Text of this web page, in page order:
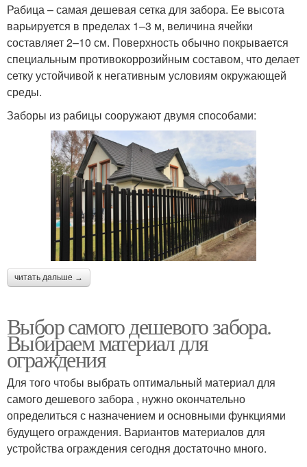
Рабица – самая дешевая сетка для забора. Ее высота
варьируется в пределах 1–3 м, величина ячейки
составляет 2–10 см. Поверхность обычно покрывается
специальным противокоррозийным составом, что делает
сетку устойчивой к негативным условиям окружающей
среды.
Заборы из рабицы сооружают двумя способами:
читать дальше →
Выбор самого дешевого забора.
Выбираем материал для
ограждения
Для того чтобы выбрать оптимальный материал для
самого дешевого забора , нужно окончательно
определиться с назначением и основными функциями
будущего ограждения. Вариантов материалов для
устройства ограждения сегодня достаточно много.